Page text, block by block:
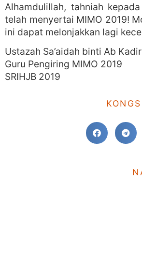
Alhamdulillah, tahniah
telah menyertai MIMO 2019!
ini dapat melonjakkan lagi
Ustazah Sa’aidah binti Ab Kadir
Guru Pengiring MIMO 2019
SRIHJB 2019